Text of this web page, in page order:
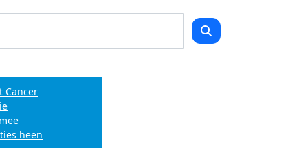
Cancer
heen